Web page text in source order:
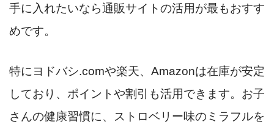
手に入れたいなら通販サイトの活用が最もおすす
めです。
特にヨドバシ.comや楽天、Amazonは在庫が安定
しており、ポイントや割引も活用できます。お子
さんの健康習慣に、ストロベリー味のミラフルを